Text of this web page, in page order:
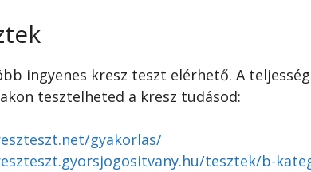
ingyenes kresz teszt elérhető. A
tesztelheted a kresz tudásod:
gyakorlas/
tesztek/b-